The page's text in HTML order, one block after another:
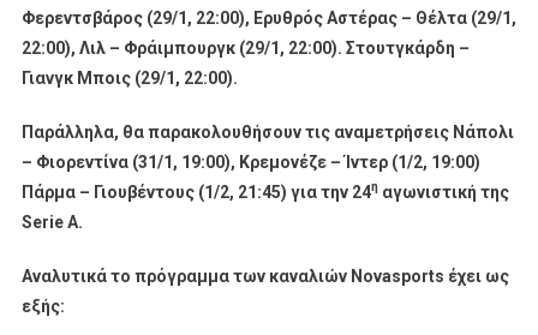
Φερεντσβάρος (29/1, 22:00), Ερυθρός Αστέρας – Θέλτα (29/1,
22:00), Λιλ – Φράιμπουργκ (29/1, 22:00). Στουτγκάρδη –
Γιανγκ Μποις (29/1, 22:00).
Παράλληλα, θα παρακολουθήσουν τις αναμετρήσεις Νάπολι
– Φιορεντίνα (31/1, 19:00), Κρεμονέζε – Ίντερ (1/2, 19:00)
Πάρμα – Γιουβέντους (1/2, 21:45) για την 24ηαγωνιστική της
SerieA.
Αναλυτικά το πρόγραμμα των καναλιών Novasports έχει ως
εξής: